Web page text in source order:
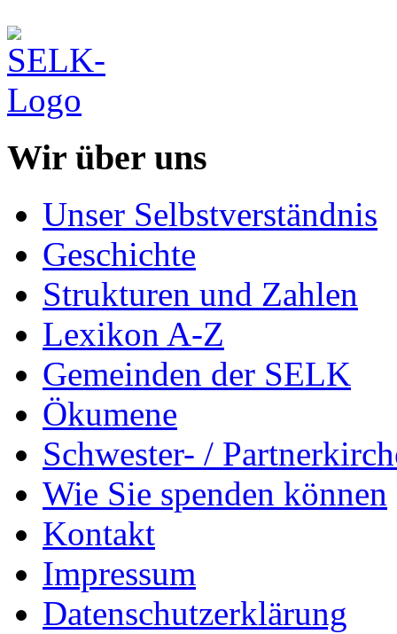
Wir über uns
Unser Selbstverständnis
Geschichte
Strukturen und Zahlen
Lexikon A-Z
Gemeinden der SELK
Ökumene
Schwester- /
Wie Sie spenden können
Kontakt
Impressum
Datenschutzerklärung